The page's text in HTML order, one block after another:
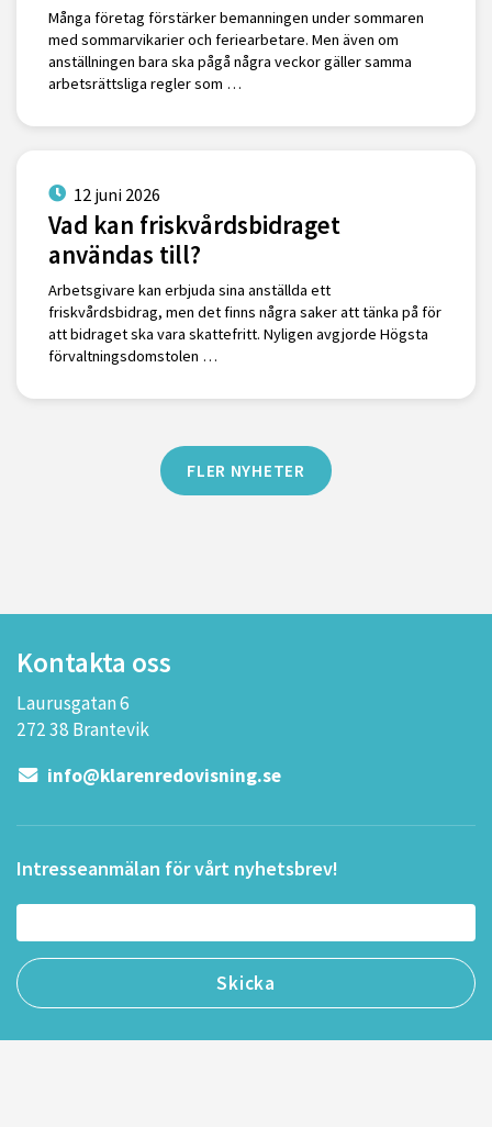
Många företag förstärker bemanningen under sommaren
med sommarvikarier och feriearbetare. Men även om
anställningen bara ska pågå några veckor gäller samma
arbetsrättsliga regler som …
12 juni 2026
Vad kan friskvårdsbidraget
användas till?
Arbetsgivare kan erbjuda sina anställda ett
friskvårdsbidrag, men det finns några saker att tänka på för
att bidraget ska vara skattefritt. Nyligen avgjorde Högsta
förvaltningsdomstolen …
FLER NYHETER
Kontakta oss
Laurusgatan 6
272 38 Brantevik
info@klarenredovisning.se
Intresseanmälan för vårt nyhetsbrev!